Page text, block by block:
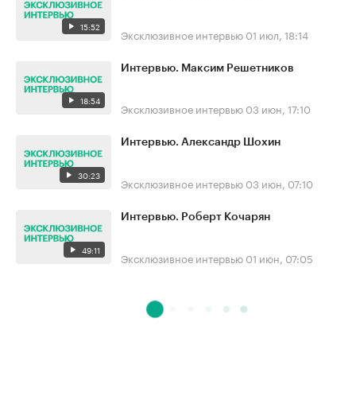
15:52 Эксклюзивное интервью 01 июл, 18:14
18:54
Интервью. Максим Решетников
Эксклюзивное интервью 03 июн, 17:10
30:23
Интервью. Александр Шохин
Эксклюзивное интервью 03 июн, 07:10
49:11
Интервью. Роберт Кочарян
Эксклюзивное интервью 01 июн, 07:05